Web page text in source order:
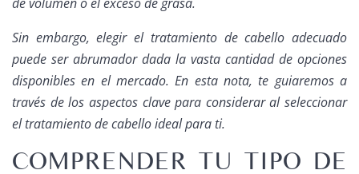
Sin embargo, elegir el tratamiento de cabello adecuado
puede ser abrumador dada la vasta cantidad de opciones
disponibles en el mercado. En esta nota, te guiaremos a
través de los aspectos clave para considerar al seleccionar
el tratamiento de cabello ideal para ti.
COMPRENDER TU TIPO DE